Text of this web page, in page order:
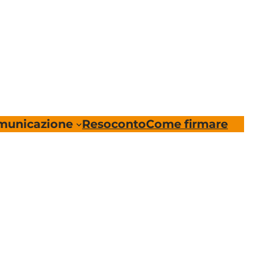
ResocontoCome firmare